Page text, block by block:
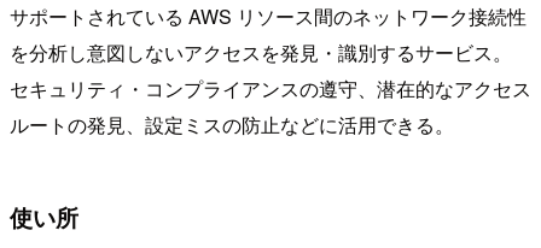
サポートされている AWS リソース間のネットワーク接続性
を分析し意図しないアクセスを発見・識別するサービス。
セキュリティ・コンプライアンスの遵守、潜在的なアクセス
ルートの発見、設定ミスの防止などに活用できる。
使い所